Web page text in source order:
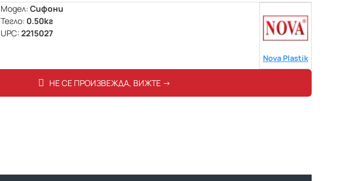
Модел: Сифони
Тегло: 0.50кг
UPC: 2215027
Nova Plastik
НЕ СЕ ПРОИЗВЕЖДА, ВИЖТЕ ->